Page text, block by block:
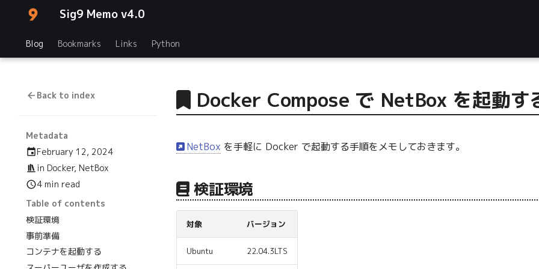
Sig9 Memo v4.0
Blog Bookmarks Links Python
Back to index
Metadata
February 12, 2024
inDocker,NetBox
4 min read
Table of contents
検証環境
事前準備
コンテナを起動する
Docker Compose で NetBox を起動す
NetBox を手軽に Docker で起動する手順をメモしておきます。
検証環境
対象 バージョン
Ubuntu 22.04.3LTS